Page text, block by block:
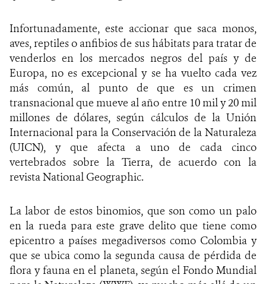
Infortunadamente, este accionar que saca monos,
aves, reptiles o anfibios de sus hábitats para tratar de
venderlos en los mercados negros del país y de
Europa, no es excepcional y se ha vuelto cada vez
más común, al punto de que es un crimen
transnacional que mueve al año entre 10 mil y 20 mil
millones de dólares, según cálculos de la Unión
Internacional para la Conservación de la Naturaleza
(UICN), y que afecta a uno de cada cinco
vertebrados sobre la Tierra, de acuerdo con la
revista National Geographic.
La labor de estos binomios, que son como un palo
en la rueda para este grave delito que tiene como
epicentro a países megadiversos como Colombia y
que se ubica como la segunda causa de pérdida de
flora y fauna en el planeta, según el Fondo Mundial